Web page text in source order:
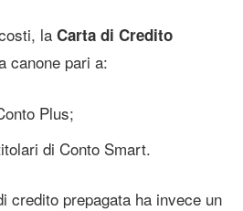
la Carta di Credito
canone pari a:
Plus;
di Conto Smart.
credito prepagata ha invece un